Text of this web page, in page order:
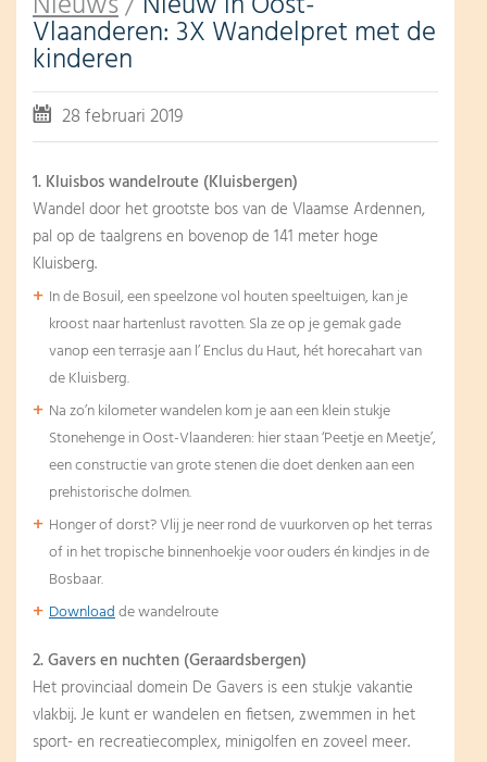
Vlaanderen: 3X Wandelpret met de
kinderen
28 februari 2019
1. Kluisbos wandelroute (Kluisbergen)
Wandel door het grootste bos van de Vlaamse Ardennen,
pal op de taalgrens en bovenop de 141 meter hoge
Kluisberg.
In de Bosuil, een speelzone vol houten speeltuigen, kan je
kroost naar hartenlust ravotten. Sla ze op je gemak gade
vanop een terrasje aan l’ Enclus du Haut, hét horecahart van
de Kluisberg.
Na zo’n kilometer wandelen kom je aan een klein stukje
Stonehenge in Oost-Vlaanderen: hier staan ‘Peetje en Meetje’,
een constructie van grote stenen die doet denken aan een
prehistorische dolmen.
Honger of dorst? Vlij je neer rond de vuurkorven op het terras
of in het tropische binnenhoekje voor ouders én kindjes in de
Bosbaar.
Downloadde wandelroute
2. Gavers en nuchten (Geraardsbergen)
Het provinciaal domein De Gavers is een stukje vakantie
vlakbij. Je kunt er wandelen en fietsen, zwemmen in het
sport- en recreatiecomplex, minigolfen en zoveel meer.